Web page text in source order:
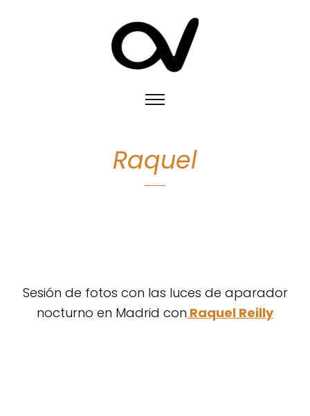
Raquel
Sesión de fotos con las luces de aparador
nocturno en Madrid con Raquel Reilly